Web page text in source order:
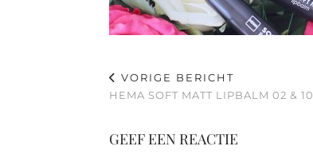
VORIGE BERICHT
HEMA SOFT MATT LIPBALM 02 & 10
GEEF EEN REACTIE